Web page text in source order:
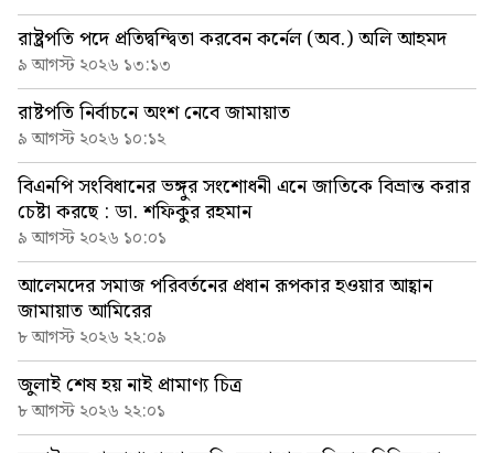
রাষ্ট্রপতি পদে প্রতিদ্বন্দ্বিতা করবেন কর্নেল (অব.) অলি আহমদ
৯ আগস্ট ২০২৬ ১৩:১৩
রাষ্টপতি নির্বাচনে অংশ নেবে জামায়াত
৯ আগস্ট ২০২৬ ১০:১২
বিএনপি সংবিধানের ভঙ্গুর সংশোধনী এনে জাতিকে বিভ্রান্ত করার
চেষ্টা করছে : ডা. শফিকুর রহমান
৯ আগস্ট ২০২৬ ১০:০১
আলেমদের সমাজ পরিবর্তনের প্রধান রূপকার হওয়ার আহ্বান
জামায়াত আমিরের
৮ আগস্ট ২০২৬ ২২:০৯
জুলাই শেষ হয় নাই প্রামাণ্য চিত্র
৮ আগস্ট ২০২৬ ২২:০১